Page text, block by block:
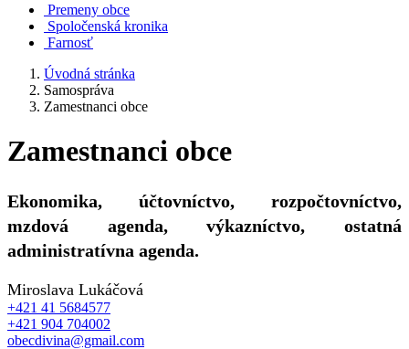
Premeny obce
Spoločenská kronika
Farnosť
Úvodná stránka
Samospráva
Zamestnanci obce
Zamestnanci obce
Ekonomika, účtovníctvo, rozpočtovníctvo,
mzdová agenda, výkazníctvo, ostatná
administratívna agenda.
Miroslava Lukáčová
+421 41 5684577
+421 904 704002
obecdivina@gmail.com